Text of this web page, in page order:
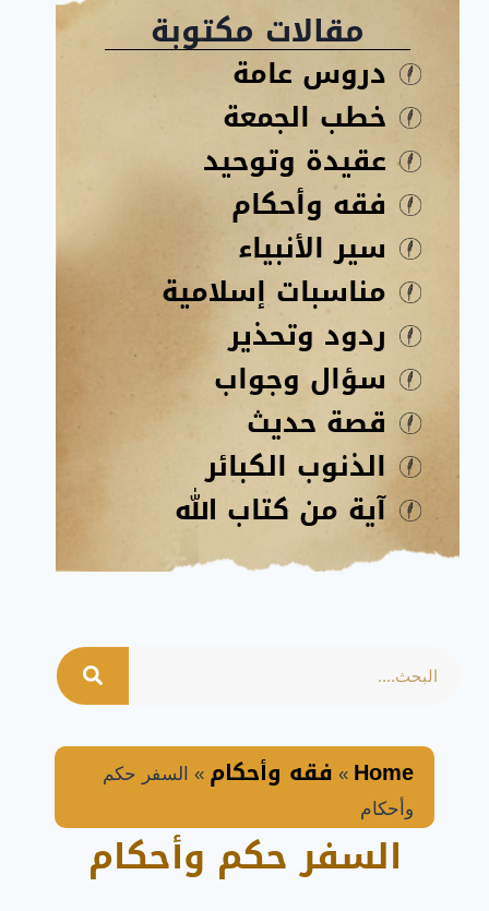
مقالات مكتوبة
دروس عامة
خطب الجمعة
عقيدة وتوحيد
فقه وأحكام
سير الأنبياء
مناسبات إسلامية
ردود وتحذير
سؤال وجواب
قصة حديث
الذنوب الكبائر
آية من كتاب الله
السفر حكم وأحكام
Home
» فقه وأحكام » السفر حكم
وأحكام